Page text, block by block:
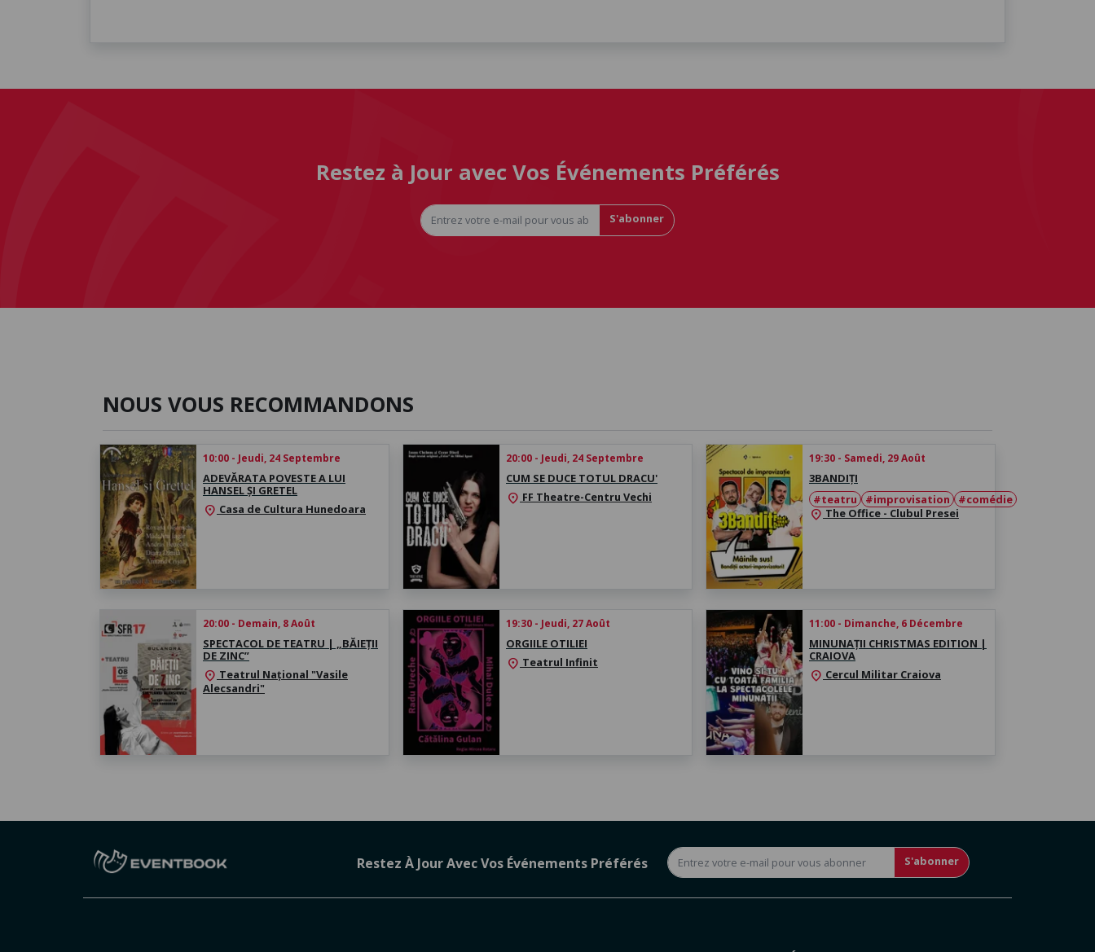
Restez à Jour avec Vos Événements Préférés
S'abonner
NOUS VOUS RECOMMANDONS
10:00 - Jeudi, 24 Septembre
ADEVĂRATA POVESTE A LUI
HANSEL ȘI GRETEL
location_on Casa de Cultura Hunedoara
20:00 - Jeudi, 24 Septembre
CUM SE DUCE TOTUL DRACU'
location_on FF Theatre-Centru Vechi
19:30 - Samedi, 29 Août
3BANDIȚI
#teatru
#improvisation #comédie
location_on The Office - Clubul Presei
20:00 - Demain, 8 Août
SPECTACOL DE TEATRU | „BĂIEȚII
DE ZINC”
location_on Teatrul Național "Vasile
Alecsandri"
19:30 - Jeudi, 27 Août
ORGIILE OTILIEI
location_on Teatrul Infinit
11:00 - Dimanche, 6 Décembre
MINUNAȚII CHRISTMAS EDITION |
CRAIOVA
location_on Cercul Militar Craiova
Restez À Jour Avec Vos Événements Préférés S'abonner